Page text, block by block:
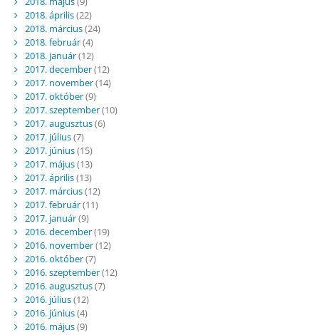
2018. április(22)
2018. március(24)
2018. február(4)
2018. január(12)
2017. december(12)
2017. november(14)
2017. október(9)
2017. szeptember(10)
2017. augusztus(6)
2017. július(7)
2017. június(15)
2017. május(13)
2017. április(13)
2017. március(12)
2017. február(11)
2017. január(9)
2016. december(19)
2016. november(12)
2016. október(7)
2016. szeptember(12)
2016. augusztus(7)
2016. július(12)
2016. június(4)
2016. május(9)